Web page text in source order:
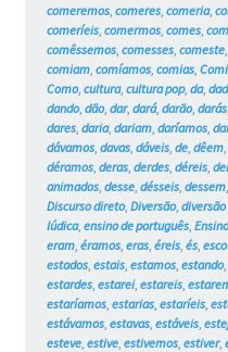
comeremos, comeres, comeria,
comeríeis, comermos, comes,
comêssemos, comesses, comeste,
comiam, comíamos, comias,
Como, cultura, cultura pop, da,
dando, dão, dar, dará, darão, darás,
dares, daria, dariam, daríamos,
dávamos, davas, dáveis, de, dêem,
déramos, deras, derdes, déreis,
animados, desse, désseis, dessem,
Discurso direto, Diversão,
lúdica, ensino de português,
eram, éramos, eras, éreis, és,
estados, estais, estamos, estando,
estardes, estarei, estareis,
estaríamos, estarias, estaríeis,
estávamos, estavas, estáveis,
esteve, estive, estivemos, estiver,